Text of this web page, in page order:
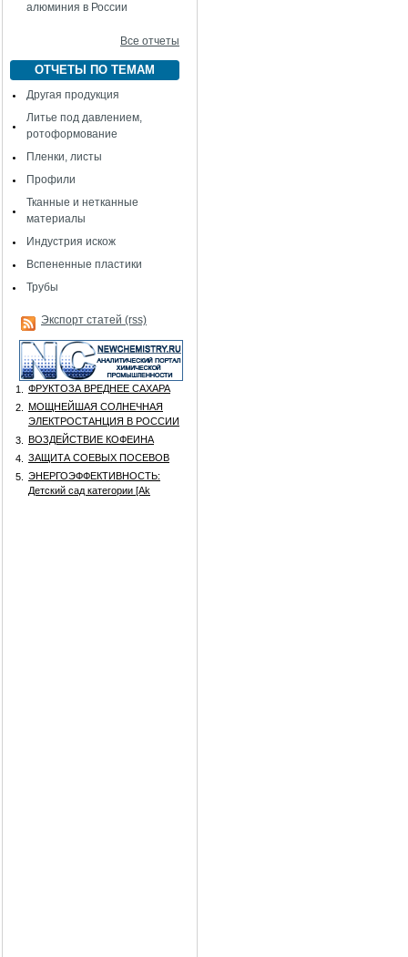
алюминия в России
Все отчеты
ОТЧЕТЫ ПО ТЕМАМ
Другая продукция
Литье под давлением,
ротоформование
Пленки, листы
Профили
Тканные и нетканные
материалы
Индустрия искож
Вспененные пластики
Трубы
Экспорт статей (rss)
1.
ФРУКТОЗА ВРЕДНЕЕ САХАРА
2.
МОЩНЕЙШАЯ СОЛНЕЧНАЯ
ЭЛЕКТРОСТАНЦИЯ В РОССИИ
3.
ВОЗДЕЙСТВИЕ КОФЕИНА
4.
ЗАЩИТА СОЕВЫХ ПОСЕВОВ
5.
ЭНЕРГОЭФФЕКТИВНОСТЬ:
Детский сад категории [Аk